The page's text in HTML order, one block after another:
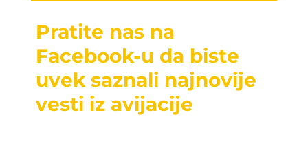
Pratite nas na
Facebook-u da biste
uvek saznali najnovije
vesti iz avijacije